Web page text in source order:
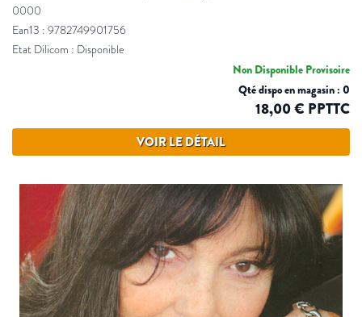
0000
Ean13 : 9782749901756
Etat Dilicom : Disponible
Non Disponible Provisoire
Qté dispo en magasin : 0
18,00 € PPTTC
VOIR LE DÉTAIL